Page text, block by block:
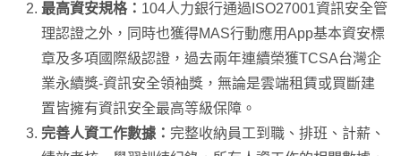
最高資安規格： 104人力銀行通過ISO27001資訊安全管
理認證之外，同時也獲得MAS行動應用App基本資安標
章及多項國際級認證，過去兩年連續榮獲TCSA台灣企
業永續獎-資訊安全領袖獎，無論是雲端租賃或買斷建
置皆擁有資訊安全最高等級保障。
完善人資工作數據： 完整收納員工到職、排班、計薪、